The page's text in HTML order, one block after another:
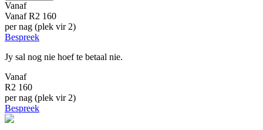
Vanaf
Vanaf R2 160
per nag (plek vir 2)
Bespreek
Jy sal nog nie hoef te betaal nie.
Vanaf
R2 160
per nag (plek vir 2)
Bespreek